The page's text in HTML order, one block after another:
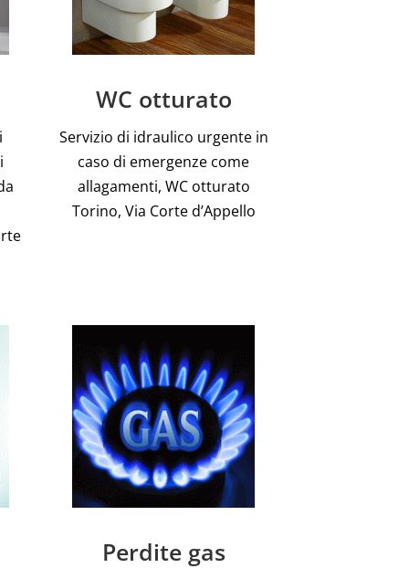
WC otturato
Servizio di idraulico urgente in
caso di emergenze come
allagamenti, WC otturato
Torino, Via Corte d’Appello
Perdite gas